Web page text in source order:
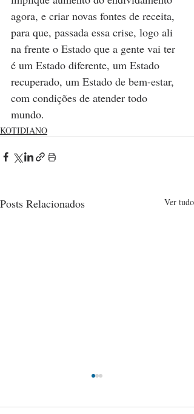
agora, e criar novas fontes de receita,
para que, passada essa crise, logo ali
na frente o Estado que a gente vai ter
é um Estado diferente, um Estado
recuperado, um Estado de bem-estar,
com condições de atender todo
mundo.
KOTIDIANO
Posts Relacionados Ver tudo